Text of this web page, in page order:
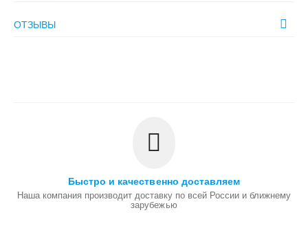
ОТЗЫВЫ
Быстро и качественно доставляем
Наша компания производит доставку по всей России и ближнему
зарубежью